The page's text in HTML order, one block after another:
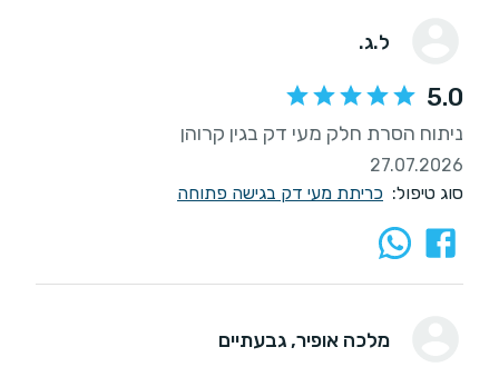
ל.ג.
5.0
ניתוח הסרת חלק מעי דק בגין קרוהן
27.07.2026
סוג טיפול: כריתת מעי דק בגישה פתוחה
מלכה אופיר, גבעתיים